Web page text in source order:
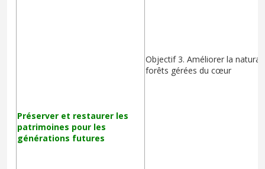
Préserver et restaurer les
patrimoines pour les
générations futures
Objectif 3. Améliorer la
forêts gérées du cœur